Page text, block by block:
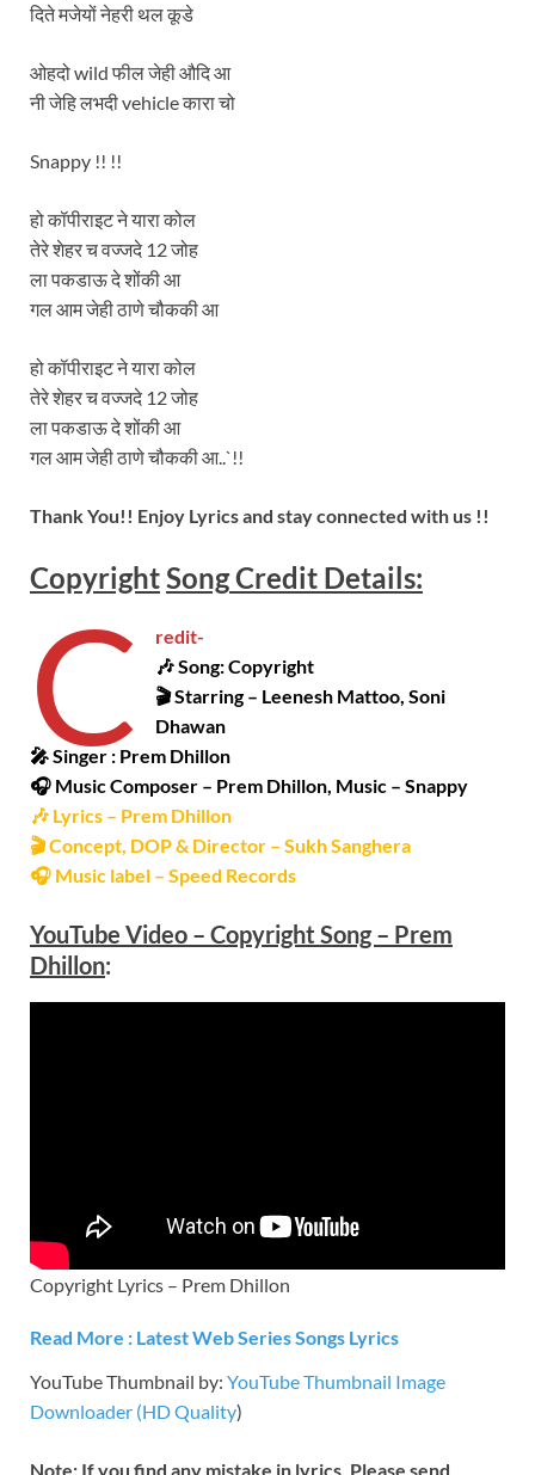
दिते मजेयों नेहरी थल कूडे
ओहदो wild फील जेही औदि आ
नी जेहि लभदी vehicle कारा चो
Snappy !! !!
हो कॉपीराइट ने यारा कोल
तेरे शेहर च वज्जदे 12 जोह
ला पकडाऊ दे शोंकी आ
गल आम जेही ठाणे चौककी आ
हो कॉपीराइट ने यारा कोल
तेरे शेहर च वज्जदे 12 जोह
ला पकडाऊ दे शोंकी आ
गल आम जेही ठाणे चौककी आ..`!!
Thank You!! Enjoy Lyrics and stay connected with us !!
CopyrightSongCredit Details:
C
redit-
🎶 Song: Copyright
🎬 Starring – Leenesh Mattoo, Soni
Dhawan
🎤 Singer : Prem Dhillon
🎧 Music Composer – Prem Dhillon, Music – Snappy
🎶 Lyrics – Prem Dhillon
🎬 Concept, DOP & Director – Sukh Sanghera
🎧 Music label – Speed Records
YouTube Video – Copyright Song – Prem
Dhillon:
Copyright Lyrics – Prem Dhillon
Read More : Latest Web Series Songs Lyrics
YouTube Thumbnail by: YouTube Thumbnail Image
Downloader (HD Quality)
Note: If you find any mistake in lyrics. Please send